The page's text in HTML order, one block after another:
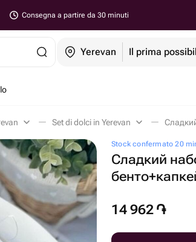
Consegna a partire da 30 minuti
Yerevan Il prima
Set di dolci in Yerevan
Stock confermato 20
Сладкий
14 962 ֏